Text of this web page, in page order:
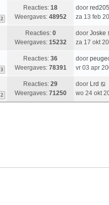
c
h
e
c
h
e
b
e
c
h
t
s
e
b
e
c
h
t
2
Reacties: 18
Weergaves: 48952
L
a
t
s
e
b
e
door
za 13 feb
Reacties: 0
Weergaves: 15232
L
a
t
s
e
b
door Joske
za 17 okt
3
Reacties: 36
Weergaves: 78391
L
a
t
s
t
h
door
vr 03 apr
2
Reacties: 29
Weergaves: 71250
L
a
a
r
door Lrd
wo 24 okt